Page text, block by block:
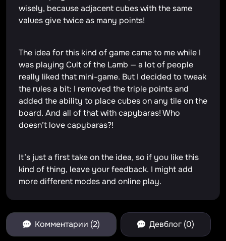
wisely, because adjacent cubes with the same
values give twice as many points!
The idea for this kind of game came to me while I
was playing Cult of the Lamb — a lot of people
really liked that mini-game. But I decided to tweak
the rules a bit: I removed the triple points and
added the ability to place cubes on any tile on the
board. And all of that with capybaras! Who
doesn’t love capybaras?!
It’s just a first take on the idea, so if you like this
kind of thing, leave your feedback. I might add
more different modes and online play.
Комментарии (2) Девблог (0)